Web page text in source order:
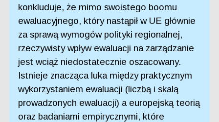
konkluduje, że mimo swoistego boomu
ewaluacyjnego, który nastąpił w UE głównie
za sprawą wymogów polityki regionalnej,
rzeczywisty wpływ ewaluacji na zarządzanie
jest wciąż niedostatecznie oszacowany.
Istnieje znacząca luka między praktycznym
wykorzystaniem ewaluacji (liczbą i skalą
prowadzonych ewaluacji) a europejską teorią
oraz badaniami empirycznymi, które